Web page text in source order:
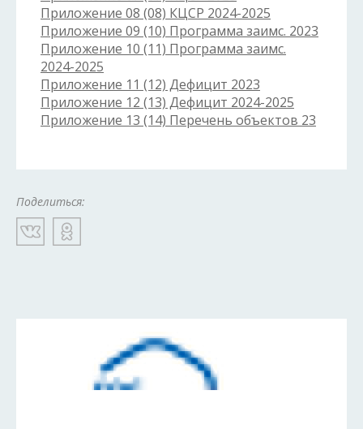
Приложение 08 (08) КЦСР 2024-2025
Приложение 09 (10) Программа заимс. 2023
Приложение 10 (11) Программа заимс.
2024-2025
Приложение 11 (12) Дефицит 2023
Приложение 12 (13) Дефицит 2024-2025
Приложение 13 (14) Перечень объектов 23
Поделиться: